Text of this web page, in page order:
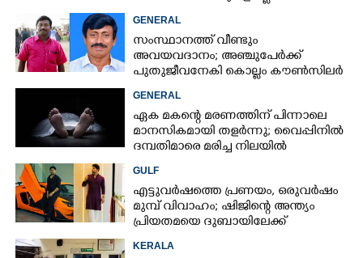
GENERAL
സംസ്ഥാനത്ത് വീണ്ടും
അവയവദാനം; അഞ്ചുപേർക്ക്
പുതുജീവനേകി കൊല്ലം കൗൺസിലർ
GENERAL
ഏക മകന്റെ മരണത്തിന് പിന്നാലെ
മാനസികമായി തളർന്നു; വൈപ്പിനിൽ
ദമ്പതിമാരെ മരിച്ച നിലയിൽ
GULF
എട്ടുവർഷത്തെ പ്രണയം,​ ഒരുവർഷം
മുമ്പ് വിവാഹം; ഷിജിന്റെ അന്ത്യം
പ്രിയതമയെ ദുബായിലേക്ക്
KERALA